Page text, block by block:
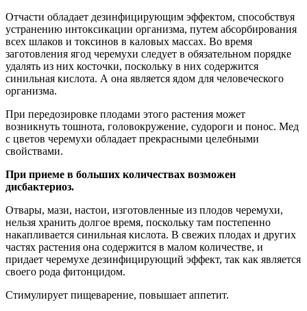
Отчасти обладает дезинфицирующим эффектом, способствуя
устранению интоксикации организма, путем абсорбирования
всех шлаков и токсинов в каловых массах. Во время
заготовления ягод черемухи следует в обязательном порядке
удалять из них косточки, поскольку в них содержится
синильная кислота. А она является ядом для человеческого
организма.
При передозировке плодами этого растения может
возникнуть тошнота, головокружение, судороги и понос. Мед
с цветов черемухи обладает прекрасными целебными
свойствами.
При приеме в больших количествах возможен
дисбактериоз.
Отвары, мази, настои, изготовленные из плодов черемухи,
нельзя хранить долгое время, поскольку там постепенно
накапливается синильная кислота. В свежих плодах и других
частях растения она содержится в малом количестве, и
придает черемухе дезинфицирующий эффект, так как является
своего рода фитонцидом.
Стимулирует пищеварение, повышает аппетит.